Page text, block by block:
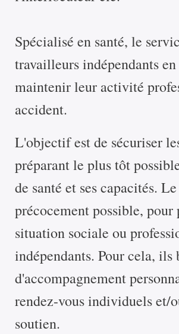
Spécialisé en santé, le
travailleurs indépendants
maintenir leur activité
accident.
L'objectif est de sécuriser
préparant le plus tôt
de santé et ses capacités.
précocement possible,
situation sociale ou
indépendants. Pour cela,
d'accompagnement
rendez-vous individuels et/
soutien.